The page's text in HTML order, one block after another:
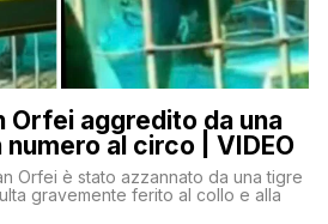
Orfei aggredito da una
al circo | VIDEO
Orfei è stato azzannato da una tigre
gravemente ferito al collo e alla